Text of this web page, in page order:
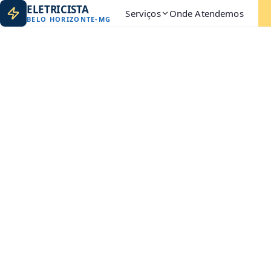
ELETRICISTA
BELO HORIZONTE- MG Serviços Onde Atendemos